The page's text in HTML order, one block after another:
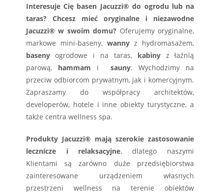
Interesuje Cię basen Jacuzzi® do ogrodu lub na
taras? Chcesz mieć oryginalne i niezawodne
Jacuzzi® w swoim domu? Oferujemy oryginalne,
markowe mini-baseny, wanny z hydromasażem,
basenyogrodowe i na taras, kabinyz łaźnią
parową, hammam isauny. Wychodzimy na
przeciw odbiorcom prywatnym, jak i komercyjnym.
Zapraszamy do współpracy architektów,
developerów, hotele i inne obiekty turystyczne, a
także centra wellness spa.
Produkty Jacuzzi® mają szerokie zastosowanie
lecznicze i relaksacyjne, dlatego naszymi
Klientami są zarówno duże przedsiębiorstwa
zainteresowane urządzeniem własnych
przestrzeni wellness na terenie obiektów